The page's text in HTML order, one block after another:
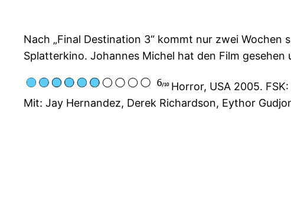
Nach „Final Destination 3“ kommt nur zwei
Splatterkino. Johannes Michel hat den Film
Horror, USA 2005.
Mit: Jay Hernandez, Derek Richardson, Eythor